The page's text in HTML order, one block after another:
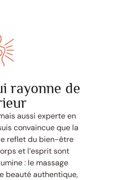
rayonne de
aussi experte en
convaincue que la
reflet du bien-être
et l’esprit sont
: le massage
beauté authentique,